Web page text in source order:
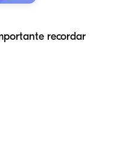
recordar